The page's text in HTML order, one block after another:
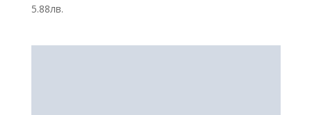
5.88лв.